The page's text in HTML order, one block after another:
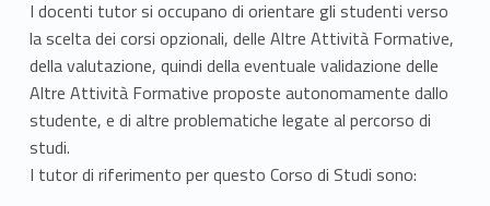
I docenti tutor si occupano di orientare gli studenti verso
la scelta dei corsi opzionali, delle Altre Attività Formative,
della valutazione, quindi della eventuale validazione delle
Altre Attività Formative proposte autonomamente dallo
studente, e di altre problematiche legate al percorso di
studi.
I tutor di riferimento per questo Corso di Studi sono: